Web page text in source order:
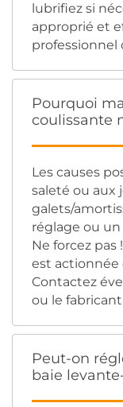
lubrifiez si
approprié et
professionnel
Pourquoi
coulissante
Les causes
saleté ou aux
galets/
réglage ou
Ne forcez
est actionnée
Contactez
ou le
Peut-on
baie